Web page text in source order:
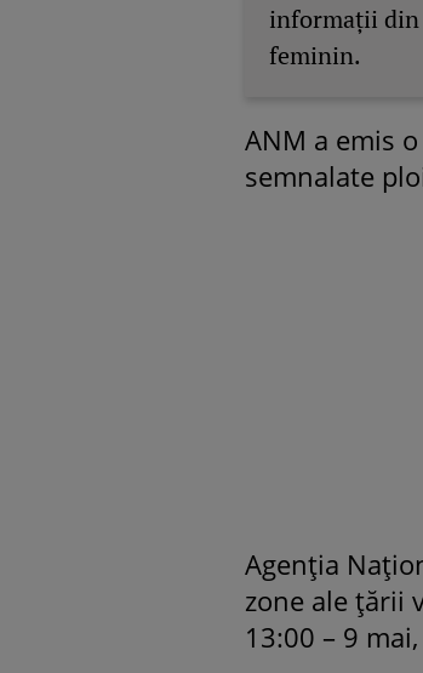
informații
feminin.
ANM a emis
semnalate
Agenția
zone ale țării
13:00 – 9